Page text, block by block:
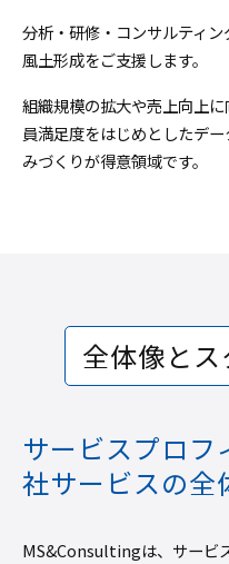
分析・研修・コンサルティ
風土形成をご支援します。
組織規模の拡大や売上向上
員満足度をはじめとしたデ
みづくりが得意領域です。
全体像と
サービスプロフ
社サービスの全
MS&Consultingは、サービ